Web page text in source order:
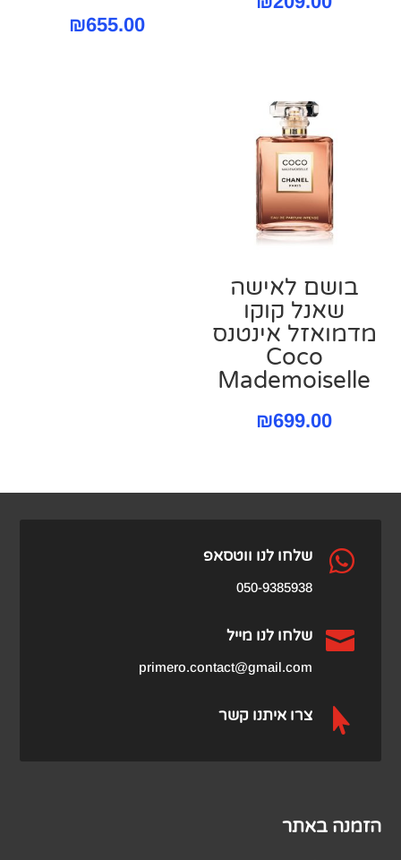
₪655.00
בושם לאישה
שאנל קוקו
מדמואזל אינטנס
Coco
Mademoiselle
₪699.00
 שלחו לנו ווטסאפ
050-9385938
 שלחו לנו מייל
primero.contact@gmail.com
 צרו איתנו קשר
הזמנה באתר